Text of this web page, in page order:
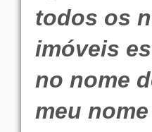
todos os
imóveis
no nome
meu